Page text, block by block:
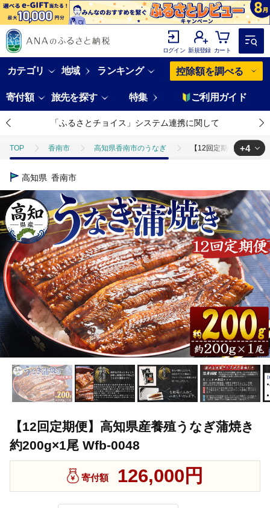
ログイン 新規登録 カート
カテゴリ 地域 ランキング 控除額を調べる
寄付額 旅先を探す 特集 ご利用ガイド
「ふるさとチョイス」システム連携に関して
TOP 香南市 高知県香南市のうなぎ 【12回定期便】高知県
TOP
TOP 魚介類 うなぎ 【12回定期便】高知県産養殖うなぎ蒲
TOP 定期便 【12回定期便】高知県産養殖うなぎ蒲焼き 約200g×1
TOP 定期便 魚(定期便) 【12回定期便】高知県産養殖うな
+4
高知県 香南市
【12回定期便】高知県産養殖うなぎ蒲焼き
約200g×1尾 Wfb-0048
寄付額 126,000円